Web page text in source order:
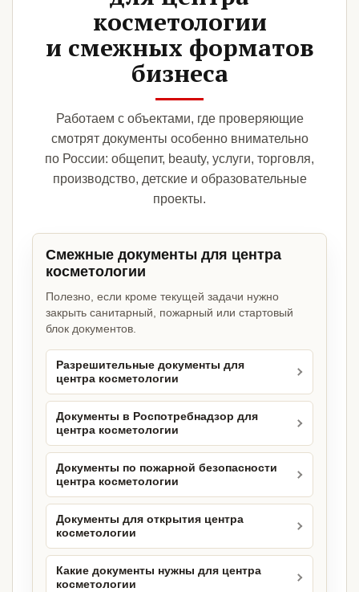
косметологии
и смежных форматов
бизнеса
Работаем с объектами, где проверяющие
смотрят документы особенно внимательно
по России: общепит, beauty, услуги, торговля,
производство, детские и образовательные
проекты.
Смежные документы для центра
косметологии
Полезно, если кроме текущей задачи нужно
закрыть санитарный, пожарный или стартовый
блок документов.
Разрешительные документы для
центра косметологии
Документы в Роспотребнадзор для
центра косметологии
Документы по пожарной безопасности
центра косметологии
Документы для открытия центра
косметологии
Какие документы нужны для центра
косметологии